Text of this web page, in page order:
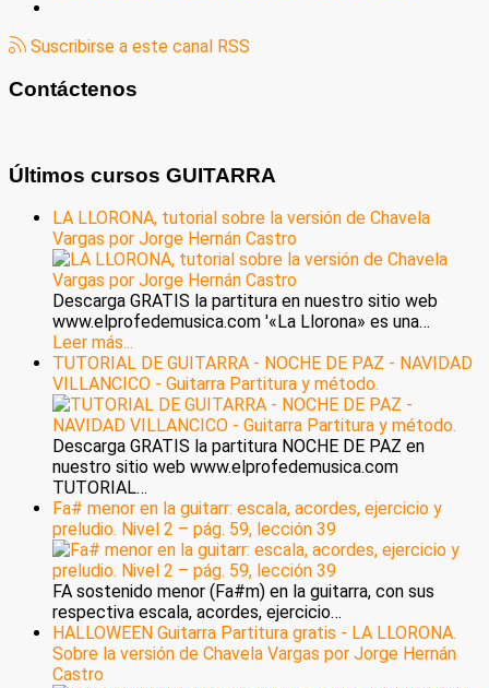
Suscribirse a este canal RSS
Contáctenos
Últimos cursos GUITARRA
LA LLORONA, tutorial sobre la versión de Chavela
Vargas por Jorge Hernán Castro
Descarga GRATIS la partitura en nuestro sitio web
www.elprofedemusica.com '«La Llorona» es una…
Leer más...
TUTORIAL DE GUITARRA - NOCHE DE PAZ - NAVIDAD
VILLANCICO - Guitarra Partitura y método.
Descarga GRATIS la partitura NOCHE DE PAZ en
nuestro sitio web www.elprofedemusica.com
TUTORIAL…
Fa# menor en la guitarr: escala, acordes, ejercicio y
preludio. Nivel 2 – pág. 59, lección 39
FA sostenido menor (Fa#m) en la guitarra, con sus
respectiva escala, acordes, ejercicio…
HALLOWEEN Guitarra Partitura gratis - LA LLORONA.
Sobre la versión de Chavela Vargas por Jorge Hernán
Castro